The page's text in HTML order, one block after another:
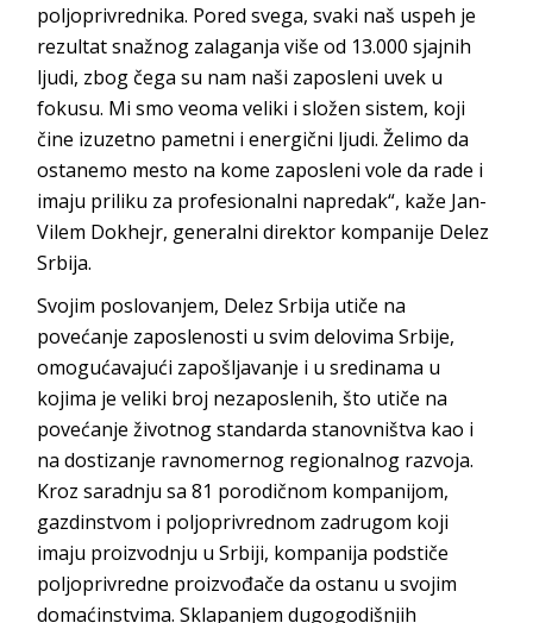
poljoprivrednika. Pored svega, svaki naš uspeh je
rezultat snažnog zalaganja više od 13.000 sjajnih
ljudi, zbog čega su nam naši zaposleni uvek u
fokusu. Mi smo veoma veliki i složen sistem, koji
čine izuzetno pametni i energični ljudi. Želimo da
ostanemo mesto na kome zaposleni vole da rade i
imaju priliku za profesionalni napredak“, kaže Jan-
Vilem Dokhejr, generalni direktor kompanije Delez
Srbija.
Svojim poslovanjem, Delez Srbija utiče na
povećanje zaposlenosti u svim delovima Srbije,
omogućavajući zapošljavanje i u sredinama u
kojima je veliki broj nezaposlenih, što utiče na
povećanje životnog standarda stanovništva kao i
na dostizanje ravnomernog regionalnog razvoja.
Kroz saradnju sa 81 porodičnom kompanijom,
gazdinstvom i poljoprivrednom zadrugom koji
imaju proizvodnju u Srbiji, kompanija podstiče
poljoprivredne proizvođače da ostanu u svojim
domaćinstvima. Sklapanjem dugogodišnjih